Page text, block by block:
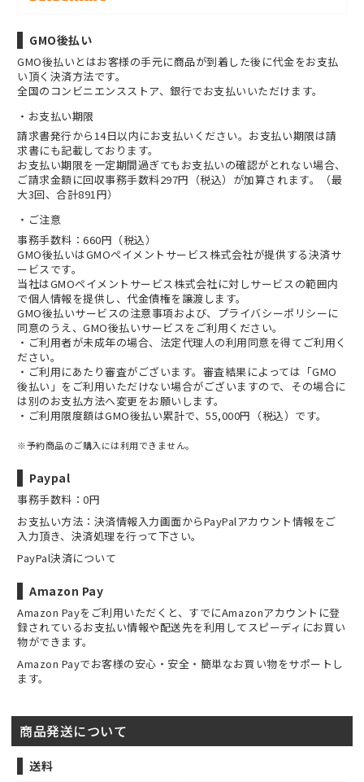
GMO後払い
GMO後払いとはお客様の手元に商品が到着した後に代金をお支払
い頂く決済方法です。
全国のコンビニエンスストア、銀行でお支払いいただけます。
お支払い期限
請求書発行から14日以内にお支払いください。お支払い期限は請
求書にも記載しております。
お支払い期限を一定期間過ぎてもお支払いの確認がとれない場合、
ご請求金額に回収事務手数料297円（税込）が加算されます。（最
大3回、合計891円）
ご注意
事務手数料：660円（税込）
GMO後払いはGMOペイメントサービス株式会社が提供する決済サ
ービスです。
当社はGMOペイメントサービス株式会社に対しサービスの範囲内
で個人情報を提供し、代金債権を譲渡します。
GMO後払いサービスの注意事項および、 プライバシーポリシーに
同意のうえ、GMO後払いサービスをご利用ください。
・ご利用者が未成年の場合、法定代理人の利用同意を得てご利用く
ださい。
・ご利用にあたり審査がございます。審査結果によっては「GMO
後払い」をご利用いただけない場合がございますので、その場合に
は別のお支払方法へ変更をお願いします。
・ご利用限度額はGMO後払い累計で、55,000円（税込）です。
※予約商品のご購入には利用できません。
Paypal
事務手数料：0円
お支払い方法：決済情報入力画面からPayPalアカウント情報をご
入力頂き、決済処理を行って下さい。
PayPal決済について
Amazon Pay
Amazon Payをご利用いただくと、すでにAmazonアカウントに登
録されているお支払い情報や配送先を利用してスピーディにお買い
物ができます。
Amazon Payでお客様の安心・安全・簡単なお買い物をサポートし
ます。
商品発送について
送料